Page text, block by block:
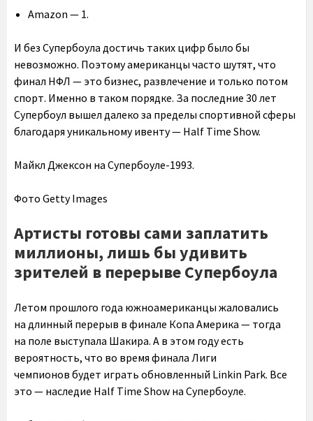
Amazon — 1.
И без Супербоула достичь таких цифр было бы
невозможно. Поэтому американцы часто шутят, что
финал НФЛ — это бизнес, развлечение и только потом
спорт. Именно в таком порядке. За последние 30 лет
Супербоул вышел далеко за пределы спортивной сферы
благодаря уникальному ивенту — Half Time Show.
Майкл Джексон на Супербоуле-1993.
Фото Getty Images
Артисты готовы сами заплатить
миллионы, лишь бы удивить
зрителей в перерыве Супербоула
Летом прошлого года южноамериканцы жаловались
на длинный перерыв в финале Копа Америка — тогда
на поле выступала Шакира. А в этом году есть
вероятность, что во время финала Лиги
чемпионов будет играть обновленный Linkin Park. Все
это — наследие Half Time Show на Супербоуле.